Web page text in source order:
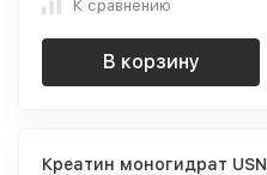
К сравнению
В корзину
Креатин моногидрат